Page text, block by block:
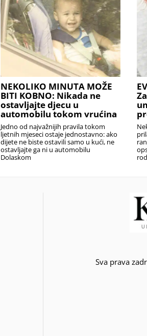
NEKOLIKO MINUTA MOŽE
BITI KOBNO: Nikada ne
ostavljajte djecu u
automobilu tokom vrućina
Jedno od najvažnijih pravila tokom
ljetnih mjeseci ostaje jednostavno: ako
dijete ne biste ostavili samo u kući, ne
ostavljajte ga ni u automobilu
Dolaskom
Sva prava